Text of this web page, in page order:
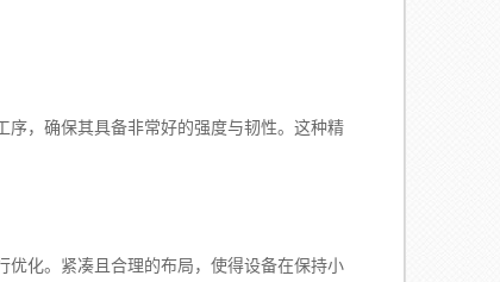
，确保其具备非常好的强度与韧性。这种精
优化。紧凑且合理的布局，使得设备在保持小